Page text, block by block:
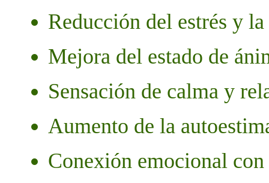
Reducción del estrés y la
Mejora del estado de
Sensación de calma y
Aumento de la
Conexión emocional